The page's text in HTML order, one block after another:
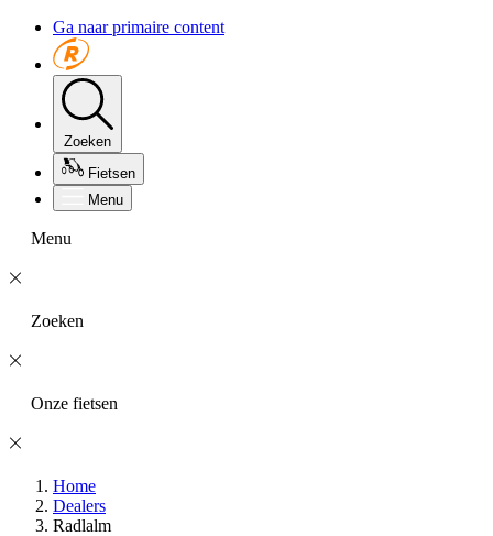
Ga naar primaire content
Zoeken
Fietsen
Menu
Menu
Zoeken
Onze fietsen
Home
Dealers
Radlalm